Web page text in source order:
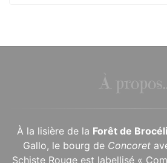
À
À la lisière de la Forêt de
Gallo, le bourg de Concoret
Schiste Rouge est labellisé «